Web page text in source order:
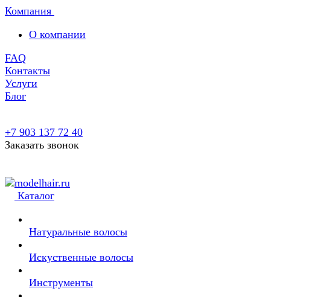
Компания
О компании
FAQ
Контакты
Услуги
Блог
+7 903 137 72 40
Заказать звонок
Каталог
Натуральные волосы
Искуственные волосы
Инструменты